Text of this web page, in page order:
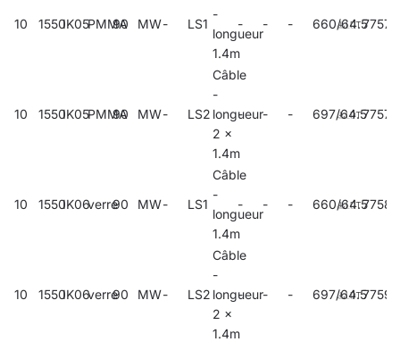
10 1550IK05PMMA
90 MW- LS1
-
longueur
1.4m
- - - 660/64.5
10 1550IK05PMMA
90 MW- LS2
Câble
-
longueur
2 x
1.4m
- - - 697/64.5
10 1550IK06verre90 MW- LS1
Câble
-
longueur
1.4m
- - - 660/64.5
10 1550IK06verre90 MW- LS2
Câble
-
longueur
2 x
1.4m
- - - 697/64.5